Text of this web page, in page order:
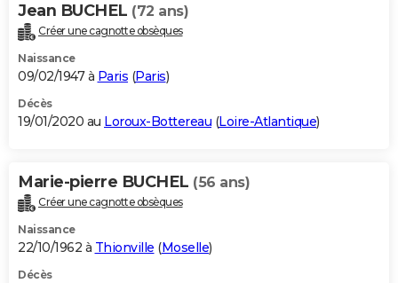
Jean BUCHEL (72 ans)
Créer une cagnotte obsèques
Naissance
09/02/1947 à Paris (Paris)
Décès
19/01/2020 au Loroux-Bottereau (Loire-Atlantique)
Marie-pierre BUCHEL (56 ans)
Créer une cagnotte obsèques
Naissance
22/10/1962 à Thionville (Moselle)
Décès